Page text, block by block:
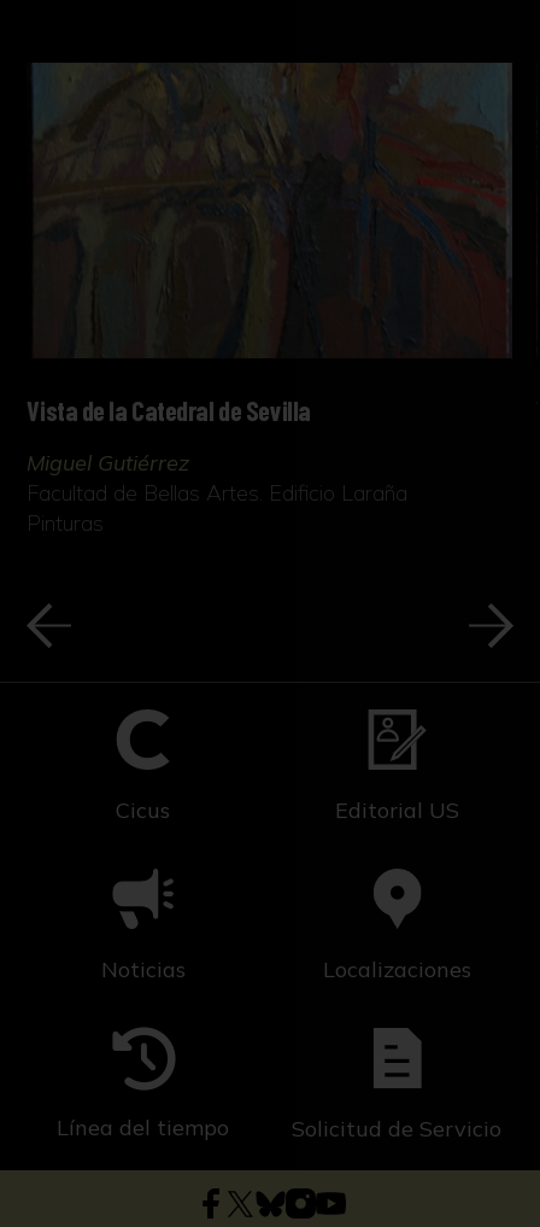
Vista de la Catedral de Sevilla
Miguel Gutiérrez
Facultad de Bellas Artes. Edificio Laraña
Pinturas
Cicus Editorial US
Noticias Localizaciones
Línea del tiempo Solicitud de Servicio